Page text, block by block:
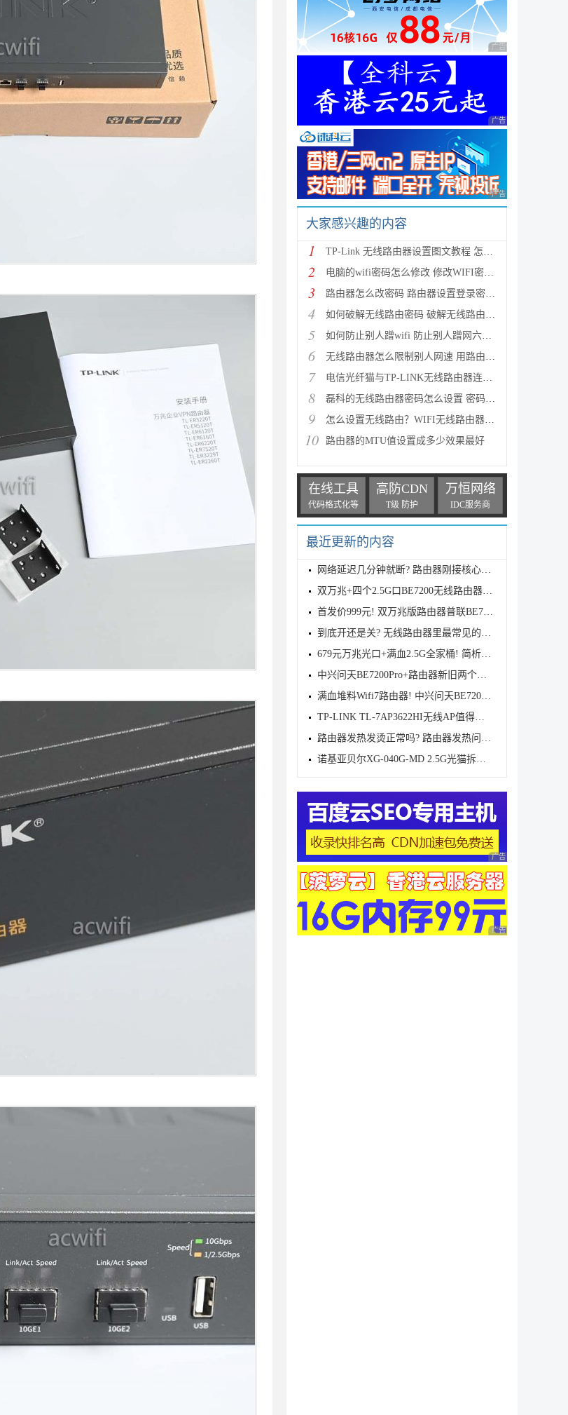
广告 商业广告，理性
广告 商业广告，理性
广告 商业广告，理性
大家感兴趣的内容
1 TP-Link 无线路由器设置图文教程 怎么设置TP-Link无线
2 电脑的wifi密码怎么修改 修改WIFI密码的方法
3 路由器怎么改密码 路由器设置登录密码及修改无线密码
4 如何破解无线路由密码 破解无线路由密码蹭网的详细图
5 如何防止别人蹭wifi 防止别人蹭网六种方法介绍
6 无线路由器怎么限制别人网速 用路由器控制别人网速图
7 电信光纤猫与TP-LINK无线路由器连接设置向导图文详细
8 磊科的无线路由器密码怎么设置 密码设置方法图文介绍
9 怎么设置无线路由？WIFI无线路由器入门设置教程
10 路由器的MTU值设置成多少效果最好
在线工具
代码格式化等
高防CDN
T级 防护
万恒网络
IDC服务商
最近更新的内容
网络延迟几分钟就断? 路由器刚接核心交换机正常几分钟
双万兆+四个2.5G口BE7200无线路由器! 普联TPLINK 7DR7
首发价999元! 双万兆版路由器普联BE7200发布
到底开还是关? 无线路由器里最常见的五个性能增强开关
679元万兆光口+满血2.5G全家桶! 简析中兴BE7200 MAX路
中兴问天BE7200Pro+路由器新旧两个版本有什么区别? 两
满血堆料Wifi7路由器! 中兴问天BE7200MAX拆机评测
TP-LINK TL-7AP3622HI无线AP值得购买吗? TL-7AP3622HI
路由器发热发烫正常吗? 路由器发热问题的原因分析和解
诺基亚贝尔XG-040G-MD 2.5G光猫拆解测评
广告 商业广告，理性
广告 商业广告，理性